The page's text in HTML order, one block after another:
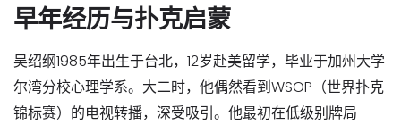
早年经历与扑克启蒙
吴绍纲1985年出生于台北，12岁赴美留学，毕业于加州大学
尔湾分校心理学系。大二时，他偶然看到WSOP（世界扑克
锦标赛）的电视转播，深受吸引。他最初在低级别牌局